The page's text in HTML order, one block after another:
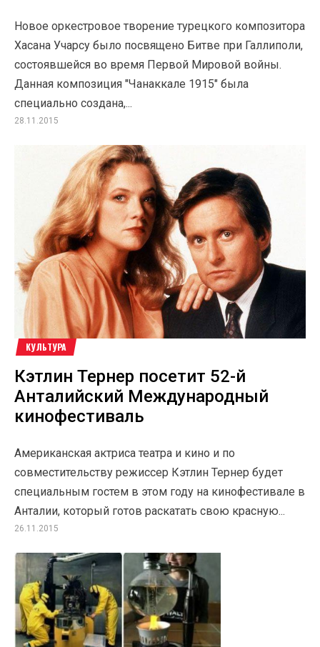
Новое оркестровое творение турецкого композитора
Хасана Учарсу было посвящено Битве при Галлиполи,
состоявшейся во время Первой Мировой войны.
Данная композиция "Чанаккале 1915" была
специально создана,...
28.11.2015
КУЛЬТУРА
Кэтлин Тернер посетит 52-й
Анталийский Международный
кинофестиваль
Американская актриса театра и кино и по
совместительству режиссер Кэтлин Тернер будет
специальным гостем в этом году на кинофестивале в
Анталии, который готов раскатать свою красную...
26.11.2015